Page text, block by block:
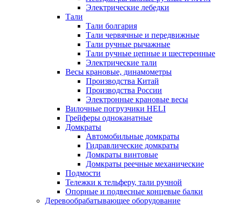
Электрические лебедки
Тали
Тали болгария
Тали червячные и передвижные
Тали ручные рычажные
Тали ручные цепные и шестеренные
Электрические тали
Весы крановые, динамометры
Производства Китай
Производства России
Электронные крановые весы
Вилочные погрузчики HELI
Грейферы одноканатные
Домкраты
Автомобильные домкраты
Гидравлические домкраты
Домкраты винтовые
Домкраты реечные механические
Подмости
Тележки к тельферу, тали ручной
Опорные и подвесные концевые балки
Деревообрабатывающее оборудование